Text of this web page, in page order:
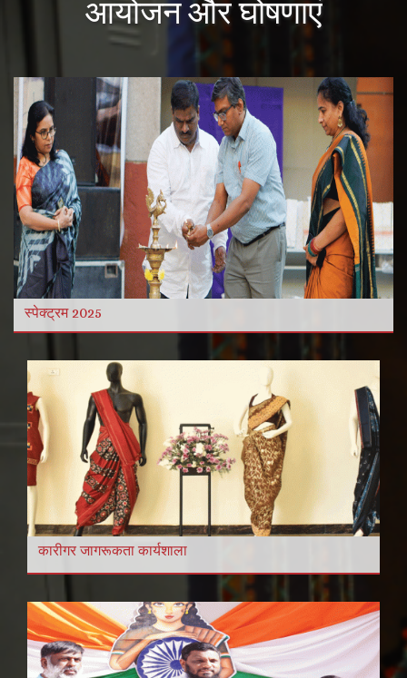
और विडियो
आयोजन और घोषणाएं
स्पेक्ट्रम 2025
कारीगर जागरूकता कार्यशाला